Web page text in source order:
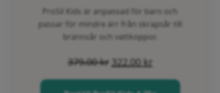
ProSil Kids är anpassad för barn och
passar för mindre ärr från skrapsår till
brännsår och vattkoppor.
379.00kr 322.00kr